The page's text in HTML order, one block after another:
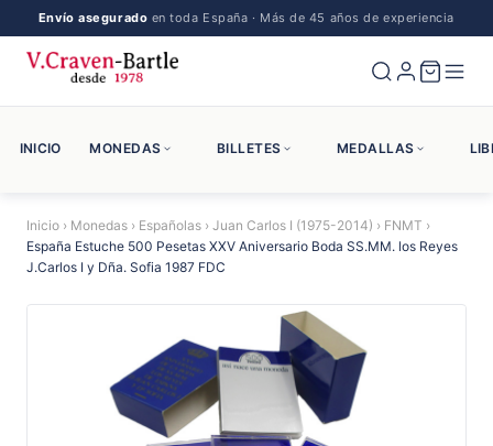
Envío asegurado en toda España · Más de 45 años de experiencia
INICIO MONEDAS BILLETES MEDALLAS
Inicio › Monedas › Españolas › Juan Carlos I (1975-2014) › FNMT ›
España Estuche 500 Pesetas XXV Aniversario Boda SS.MM. los Reyes
J.Carlos I y Dña. Sofia 1987 FDC